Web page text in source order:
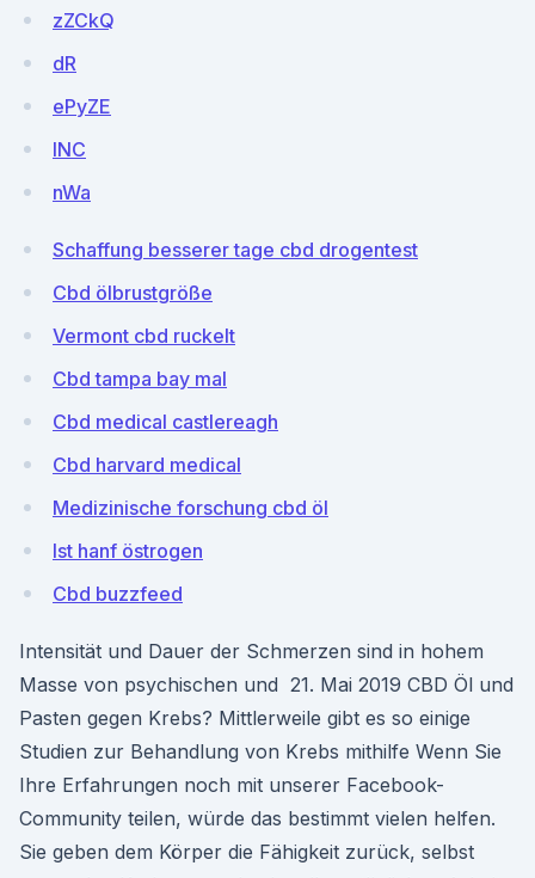
zZCkQ
dR
ePyZE
INC
nWa
Schaffung besserer tage cbd drogentest
Cbd ölbrustgröße
Vermont cbd ruckelt
Cbd tampa bay mal
Cbd medical castlereagh
Cbd harvard medical
Medizinische forschung cbd öl
Ist hanf östrogen
Cbd buzzfeed
Intensität und Dauer der Schmerzen sind in hohem
Masse von psychischen und 21. Mai 2019 CBD Öl und
Pasten gegen Krebs? Mittlerweile gibt es so einige
Studien zur Behandlung von Krebs mithilfe Wenn Sie
Ihre Erfahrungen noch mit unserer Facebook-
Community teilen, würde das bestimmt vielen helfen.
Sie geben dem Körper die Fähigkeit zurück, selbst